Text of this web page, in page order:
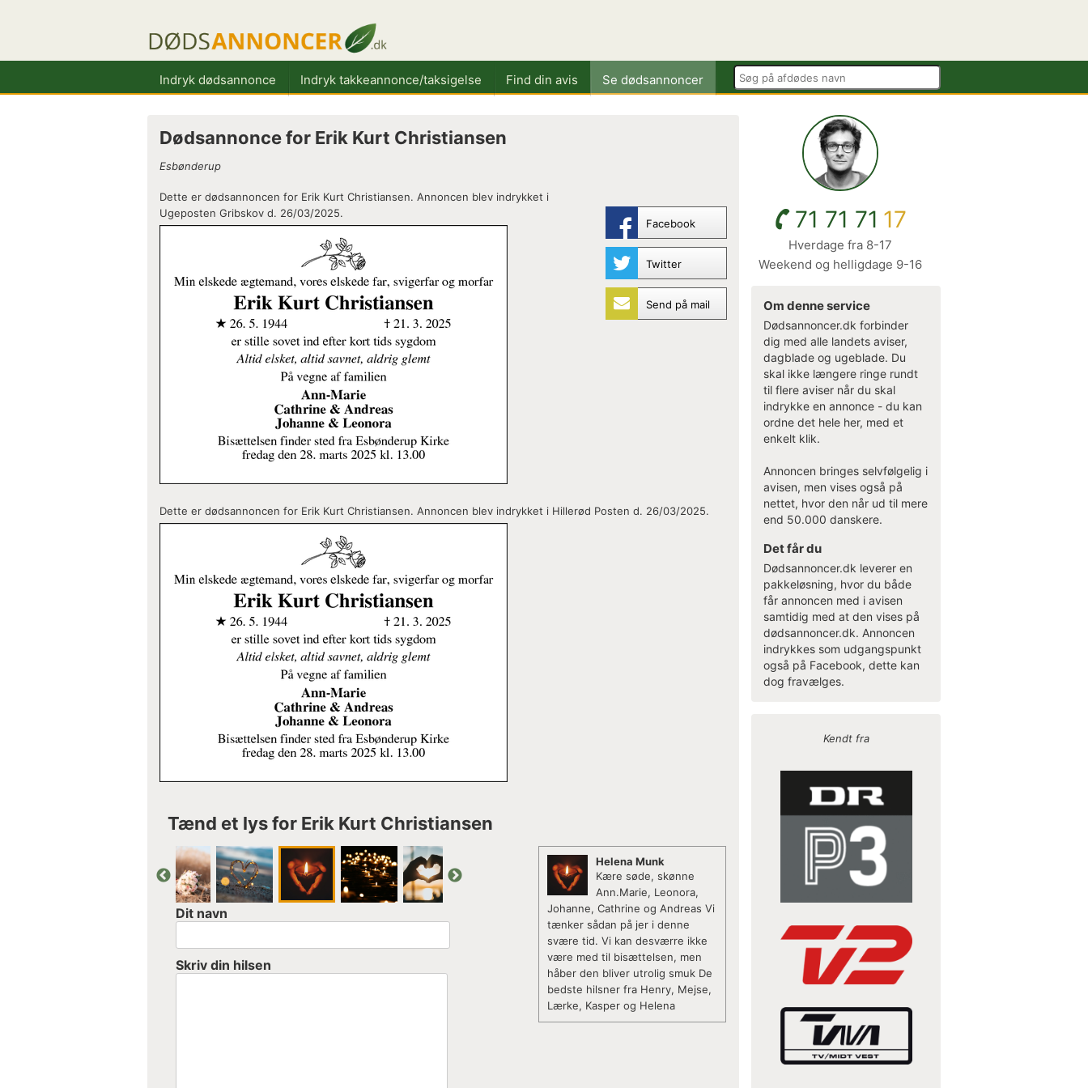
Indryk dødsannonce Indryk takkeannonce/taksigelse Find din avis Se dødsannoncer
Dødsannonce for Erik Kurt Christiansen
Esbønderup
Facebook
Twitter
Send på mail
Dette er dødsannoncen for Erik Kurt Christiansen. Annoncen blev indrykket i
Ugeposten Gribskov d. 26/03/2025.
Dette er dødsannoncen for Erik Kurt Christiansen. Annoncen blev indrykket i Hillerød Posten d. 26/03/2025.
Tænd et lys for Erik Kurt Christiansen
Dit navn
Skriv din hilsen
Helena Munk
Kære søde, skønne
Ann.Marie, Leonora,
Johanne, Cathrine og Andreas Vi
tænker sådan på jer i denne
svære tid. Vi kan desværre ikke
være med til bisættelsen, men
håber den bliver utrolig smuk De
bedste hilsner fra Henry, Mejse,
Lærke, Kasper og Helena
71 71 71 17
Hverdage fra 8-17
Weekend og helligdage 9-16
Om denne service
Dødsannoncer.dk forbinder
dig med alle landets aviser,
dagblade og ugeblade. Du
skal ikke længere ringe rundt
til flere aviser når du skal
indrykke en annonce - du kan
ordne det hele her, med et
enkelt klik.
Annoncen bringes selvfølgelig i
avisen, men vises også på
nettet, hvor den når ud til mere
end 50.000 danskere.
Det får du
Dødsannoncer.dk leverer en
pakkeløsning, hvor du både
får annoncen med i avisen
samtidig med at den vises på
dødsannoncer.dk. Annoncen
indrykkes som udgangspunkt
også på Facebook, dette kan
dog fravælges.
Kendt fra